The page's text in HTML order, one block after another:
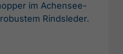
im Achensee-
Rindsleder.